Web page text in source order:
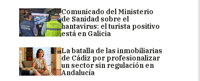
Comunicado del Ministerio
de Sanidad sobre el
hantavirus: el turista positivo
está en Galicia
La batalla de las inmobiliarias
de Cádiz por profesionalizar
un sector sin regulación en
Andalucía